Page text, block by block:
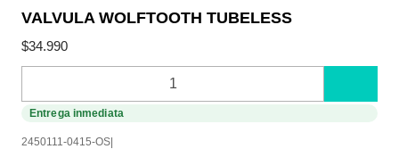
VALVULA WOLFTOOTH TUBELESS
$34.990
Entrega inmediata
2450111-0415-OS|